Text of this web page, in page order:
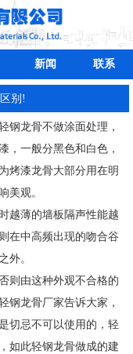
新闻 联系
别!
钢龙骨不做涂面处理 ，
，一般分黑色和白色，
烤漆龙骨大部分用在明
美观。
越薄的墙板隔声性能越
在中高频出现的吻合谷
外。
则由这种外观不合格的
钢龙骨厂家告诉大家，
切忌不可以使用的，轻
如此轻钢龙骨做成的建